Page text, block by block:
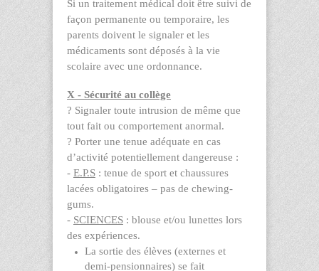
Si un traitement médical doit être suivi de
façon permanente ou temporaire, les
parents doivent le signaler et les
médicaments sont déposés à la vie
scolaire avec une ordonnance.
X - Sécurité au collège
? Signaler toute intrusion de même que
tout fait ou comportement anormal.
? Porter une tenue adéquate en cas
d’activité potentiellement dangereuse :
- E.P.S : tenue de sport et chaussures
lacées obligatoires – pas de chewing-
gums.
- SCIENCES : blouse et/ou lunettes lors
des expériences.
La sortie des élèves (externes et
demi-pensionnaires) se fait